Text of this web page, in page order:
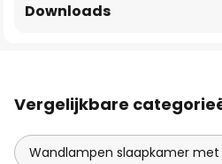
Downloads
Vergelijkbare
Wandlampen slaapkamer